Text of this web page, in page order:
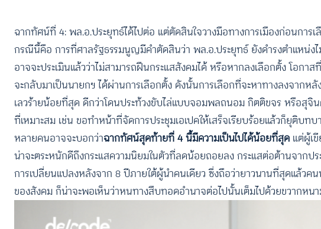
ฉากทัศน์ที่ 4: พล.อ.ประยุทธ์ได้ไปต่อ แต่ตัดสินใจวางมือทางการเมืองก่อนการเ
กรณีนี้คือ การที่ศาลรัฐธรรมนูญมีคำตัดสินว่า พล.อ.ประยุทธ์ ยังดำรงตำแหน่ง
อาจจะประเมินแล้วว่าไม่สามารถฝืนกระแสสังคมได้ หรือหากลงเลือกตั้ง โอ
จะกลับมาเป็นนายกฯ ได้ผ่านการเลือกตั้ง ดังนั้นการเลือกที่จะหาทางลงจากห
เลวร้ายน้อยที่สุด ดีกว่าโดนประท้วงขับไล่แบบจอมพลถนอม กิตติขจร หรือสุจิ
ที่เหมาะสม เช่น ขอทำหน้าที่จัดการประชุมเอเปคให้เสร็จเรียบร้อยแล้วก็ยุติบท
หลายคนอาจจะบอกว่าฉากทัศน์สุดท้ายที่ 4 นี้มีความเป็นไปได้น้อยที่สุด แต่ผู้เ
น่าจะตระหนักดีถึงกระแสความนิยมในตัวที่ลดน้อยถอยลง กระแสต่อต้านจาก
การเปลี่ยนแปลงหลังจาก 8 ปีภายใต้ผู้นำคนเดียว ซึ่งถือว่ายาวนานที่สุดแล้ว
ของสังคม ก็น่าจะพอเห็นว่าหนทางสืบทอดอำนาจต่อไปนั้นเต็มไปด้วยขวากหน